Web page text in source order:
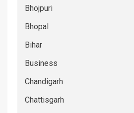
Bhojpuri
Bhopal
Bihar
Business
Chandigarh
Chattisgarh